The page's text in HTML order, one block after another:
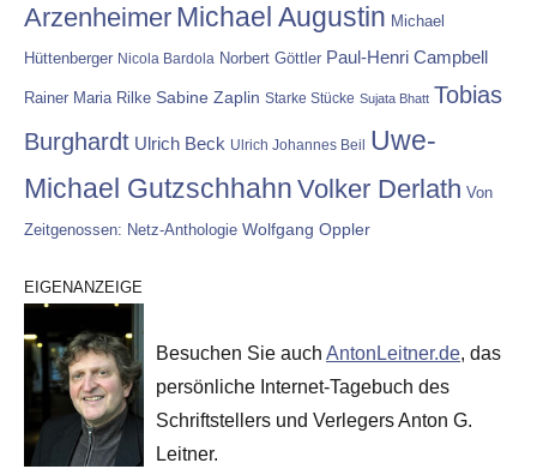
Arzenheimer Michael Augustin Michael
Hüttenberger Nicola Bardola Norbert Göttler Paul-Henri Campbell
Rainer Maria Rilke Sabine Zaplin Starke Stücke Sujata Bhatt Tobias
Burghardt Ulrich Beck Ulrich Johannes Beil Uwe-
Michael Gutzschhahn Volker Derlath Von
Zeitgenossen: Netz-Anthologie Wolfgang Oppler
EIGENANZEIGE
Besuchen Sie auch AntonLeitner.de, das
persönliche Internet-Tagebuch des
Schriftstellers und Verlegers Anton G.
Leitner.